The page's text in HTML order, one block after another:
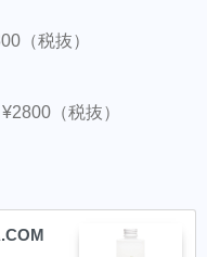
（税抜）
（税抜）